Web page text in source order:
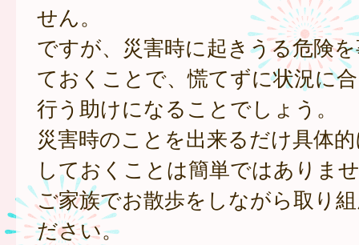
せん。
ですが、災害時に起きうる危険
ておくことで、慌てずに状況に
行う助けになることでしょう。
災害時のことを出来るだけ具体
しておくことは簡単ではありま
ご家族でお散歩をしながら取り
ださい。